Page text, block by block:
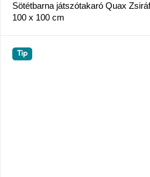
Sötétbarna játszótakaró Quax Zsiráf
100 x 100 cm
Tip